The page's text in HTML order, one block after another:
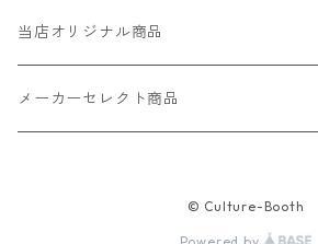
当店オリジナル商品
レザー（革）
メーカーセレクト商品
© Culture-Booth